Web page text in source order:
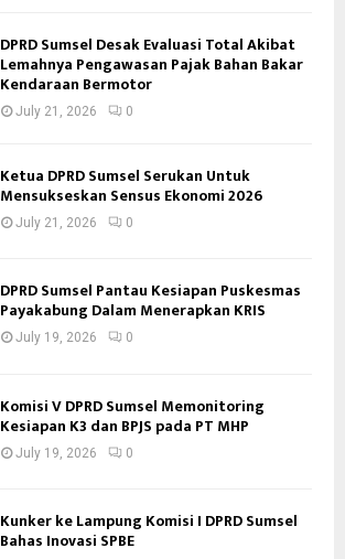
DPRD Sumsel Desak Evaluasi Total Akibat
Lemahnya Pengawasan Pajak Bahan Bakar
Kendaraan Bermotor
July 21, 2026 0
Ketua DPRD Sumsel Serukan Untuk
Mensukseskan Sensus Ekonomi 2026
July 21, 2026 0
DPRD Sumsel Pantau Kesiapan Puskesmas
Payakabung Dalam Menerapkan KRIS
July 19, 2026 0
Komisi V DPRD Sumsel Memonitoring
Kesiapan K3 dan BPJS pada PT MHP
July 19, 2026 0
Kunker ke Lampung Komisi I DPRD Sumsel
Bahas Inovasi SPBE